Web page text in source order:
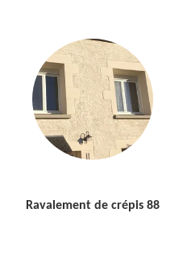
Ravalement de crépis 88